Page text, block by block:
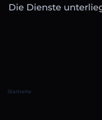
Die Dienste
Startseite